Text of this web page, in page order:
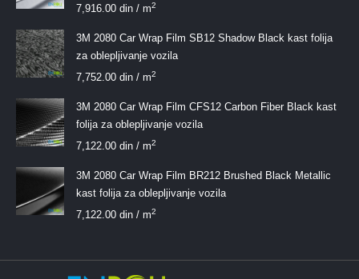
7,916.00 din / m2
3M 2080 Car Wrap Film SB12 Shadow Black kast folija
za oblepljivanje vozila
7,752.00 din / m2
3M 2080 Car Wrap Film CFS12 Carbon Fiber Black kast
folija za oblepljivanje vozila
7,122.00 din / m2
3M 2080 Car Wrap Film BR212 Brushed Black Metallic
kast folija za oblepljivanje vozila
7,122.00 din / m2